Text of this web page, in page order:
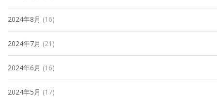
2024年8月 (16)
2024年7月 (21)
2024年6月 (16)
2024年5月 (17)